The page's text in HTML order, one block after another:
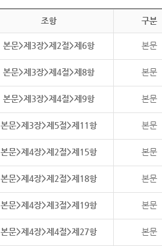
조항 구분
본문>제3장>제2절>제6항 본문
본문>제3장>제4절>제8항 본문
본문>제3장>제4절>제9항 본문
본문>제3장>제5절>제11항 본문
본문>제4장>제2절>제15항 본문
본문>제4장>제2절>제18항 본문
본문>제4장>제3절>제19항 본문
본문>제4장>제4절>제27항 본문